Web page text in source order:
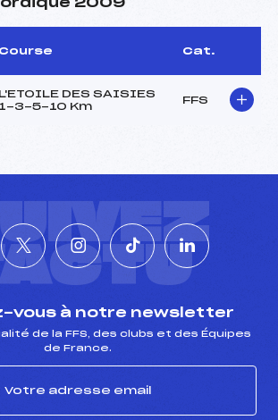
2009
Course Cat.
L'ETOILE DES SAISIES
1-3-5-10 Km
FFS
vous à notre newsletter
de la FFS, des clubs et des Équipes
de France.